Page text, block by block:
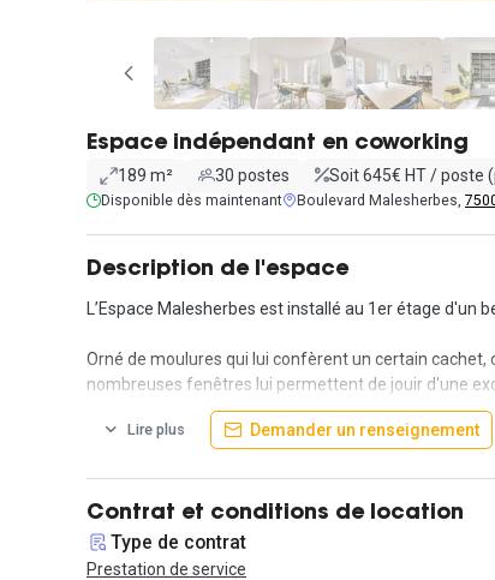
Espace indépendant en coworking
189 m² 30 postes Soit 645€ HT / poste
Disponible dès maintenant Boulevard Malesherbes,
Description de l'espace
L’Espace Malesherbes est installé au 1er étage d'un
Orné de moulures qui lui confèrent un certain
nombreuses fenêtres lui permettent de jouir d'une
Cet espace a été aménagé en différents espaces
Il est équipé en mobilier professionnel, décoration et
De nombreux services sont inclus : un service de
Lire plus Demander un renseignement
Contrat et conditions de location
Type de contrat
Prestation de service